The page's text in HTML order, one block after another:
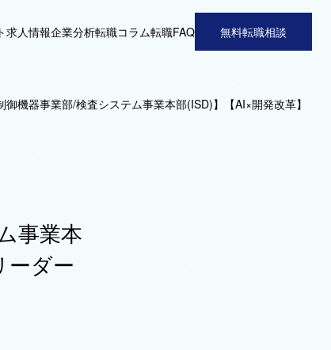
求人情報企業分析転職コラム転職FAQ 無料転職相談
機器事業部/検査システム事業本部(ISD)】【AI×開発改革】
事業本
ーダー